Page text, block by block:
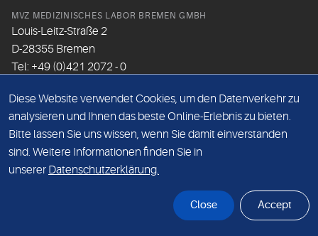
MVZ MEDIZINISCHES LABOR BREMEN GMBH
Louis-Leitz-Straße 2
D-28355 Bremen
Tel: +49 (0)421 2072 - 0
Email:info@mlhb.de
DATENSCHUTZ
IMPRESSUM
Diese Website verwendet Cookies, um den Datenverkehr zu
analysieren und Ihnen das beste Online-Erlebnis zu bieten.
Bitte lassen Sie uns wissen, wenn Sie damit einverstanden
sind. Weitere Informationen finden Sie in
unserer Datenschutzerklärung.
Close Accept